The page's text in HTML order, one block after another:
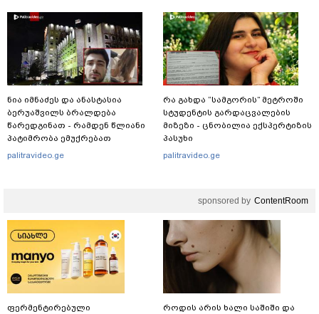
ნია იმნაძეს და ანასტასია
ბერუაშვილს ბრალდება
წარედგინათ - რამდენ წლიანი
პატიმრობა ემუქრებათ
არასრულწლოვნებს?
palitravideo.ge
კვარაცხელიას დედა
განცხადებას ავრცელებს
რა გახდა “სამგორის” მეტროში
სტუდენტის გარდაცვალების
მიზეზი - ცნობილია ექსპერტიზის
პასუხი
palitravideo.ge
sponsored by ContentRoom
ფერმენტირებული
როდის არის ხალი საშიში და